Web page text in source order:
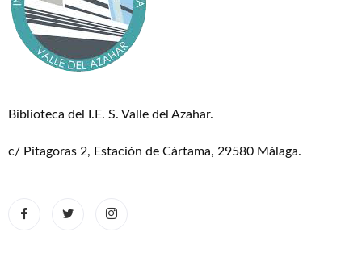
Biblioteca del I.E. S. Valle del Azahar.
c/ Pitagoras 2, Estación de Cártama, 29580 Málaga.